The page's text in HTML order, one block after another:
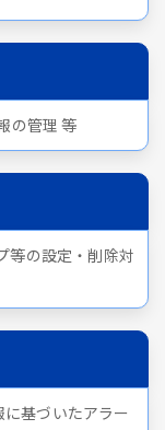
の管理 等
等の設定・削除対
基づいたアラー